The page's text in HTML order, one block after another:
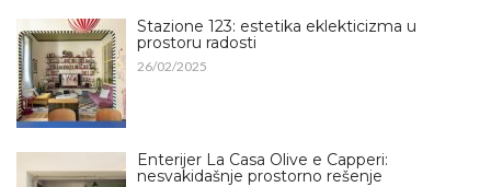
Stazione 123: estetika eklekticizma u
prostoru radosti
26/02/2025
Enterijer La Casa Olive e Capperi:
nesvakidašnje prostorno rešenje